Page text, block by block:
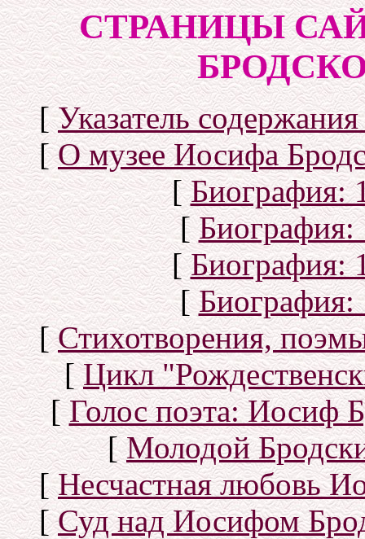
СТРАНИЦЫ
[Указатель
[О музее Иосифа
[Биография:
[Биография:
[Биография:
[Биография:
[Стихотворения,
[Цикл
[Голос поэта: Иосиф
[Молодой
[Несчастная любовь
[Суд над Иосифом